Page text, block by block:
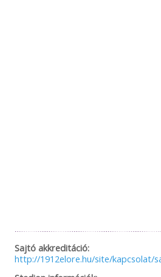
Sajtó akkreditáció:
http://1912elore.hu/site/kapcsolat/